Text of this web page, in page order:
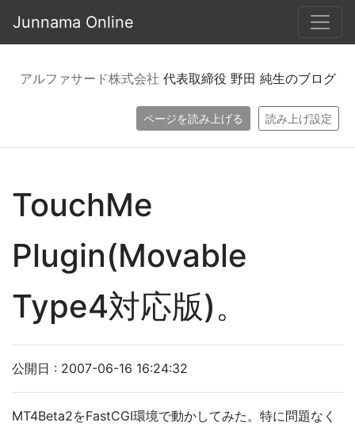
Junnama Online
アルファサード株式会社 代表取締役 野田 純生のブログ
ページを読み上げる 読み上げ設定
TouchMe
Plugin(Movable
Type4対応版)。
公開日 : 2007-06-16 16:24:32
MT4Beta2をFastCGI環境で動かしてみた。特に問題なく